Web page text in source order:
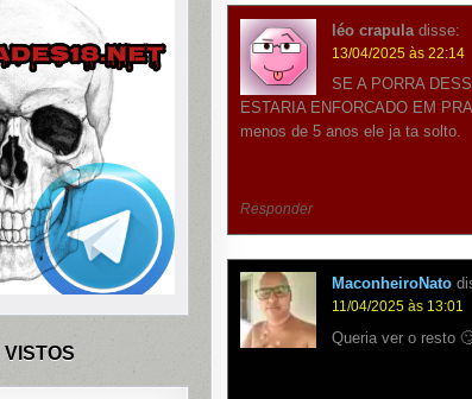
léo crapula disse:
13/04/2025 às 22:14
SE A PORRA
ESTARIA ENFORCADO EM
menos de 5 anos ele ja ta solto.
Responder
MaconheiroNato
11/04/2025 às 13:01
Queria ver o resto
VISTOS